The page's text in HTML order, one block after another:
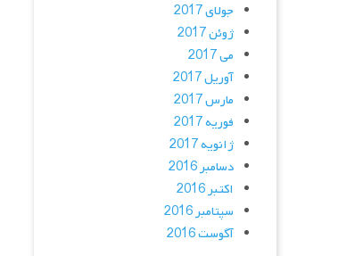
جولای 2017
ژوئن 2017
می 2017
آوریل 2017
مارس 2017
فوریه 2017
ژانویه 2017
دسامبر 2016
اکتبر 2016
سپتامبر 2016
آگوست 2016